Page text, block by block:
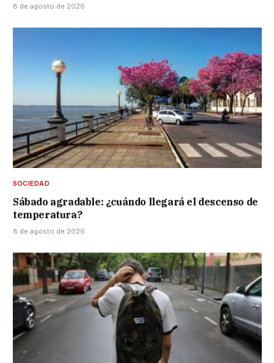
8 de agosto de 2026
SOCIEDAD
Sábado agradable: ¿cuándo llegará el descenso de
temperatura?
8 de agosto de 2026